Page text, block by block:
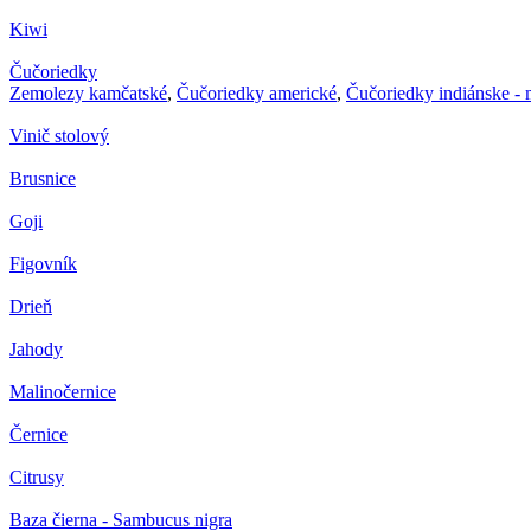
Kiwi
Čučoriedky
Zemolezy kamčatské, Čučoriedky americké, Čučoriedky indiánske -
Vinič stolový
Brusnice
Goji
Figovník
Drieň
Jahody
Malinočernice
Černice
Citrusy
Baza čierna - Sambucus nigra